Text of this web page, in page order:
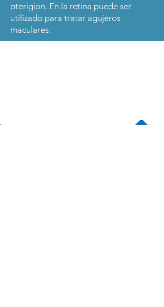
pterigion. En la retina puede ser
utilizado para tratar agujeros
maculares.